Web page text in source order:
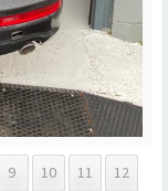
9 10 11
12